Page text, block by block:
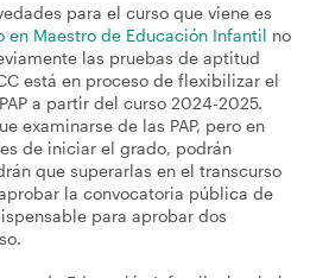
para el curso que viene es
en Maestro de Educación Infantil no
las pruebas de aptitud
está en proceso de flexibilizar el
a partir del curso 2024-2025.
examinarse de las PAP, pero en
de iniciar el grado, podrán
que superarlas en el transcurso
la convocatoria pública de
para aprobar dos